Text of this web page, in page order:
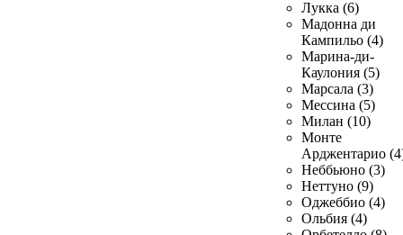
Лукка (6)
Мадонна ди
Кампильо (4)
Марина-ди-
Каулония (5)
Марсала (3)
Мессина (5)
Милан (10)
Монте
Арджентарио
Неббьюно (3)
Неттуно (9)
Оджеббио (4)
Ольбия (4)